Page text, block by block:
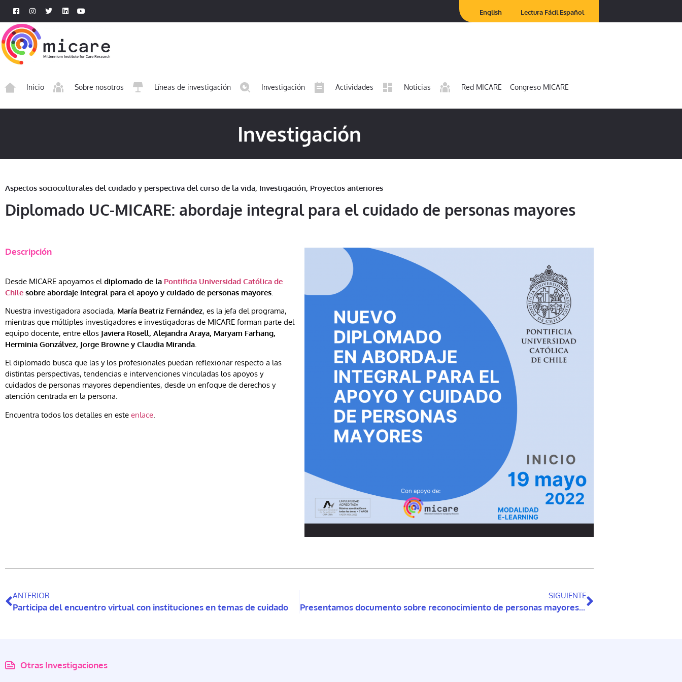
English Lectura Fácil Español
Inicio Sobre nosotros Líneas de investigación Investigación Actividades Noticias Red MICARE Congreso MICARE
Investigación
Aspectos socioculturales del cuidado y perspectiva del curso de la vida, Investigación, Proyectos anteriores
Diplomado UC-MICARE: abordaje integral para el cuidado de personas mayores
Descripción
Desde MICARE apoyamos el diplomado de la Pontificia Universidad Católica de
Chile sobre abordaje integral para el apoyo y cuidado de personas mayores.
Nuestra investigadora asociada, María Beatriz Fernández, es la jefa del programa,
mientras que múltiples investigadores e investigadoras de MICARE forman parte del
equipo docente, entre ellos Javiera Rosell, Alejandra Araya, Maryam Farhang,
Herminia Gonzálvez, Jorge Browne y Claudia Miranda.
El diplomado busca que las y los profesionales puedan reflexionar respecto a las
distintas perspectivas, tendencias e intervenciones vinculadas los apoyos y
cuidados de personas mayores dependientes, desde un enfoque de derechos y
atención centrada en la persona.
Encuentra todos los detalles en este enlace
ANTERIOR
Participa del encuentro virtual con instituciones en temas de cuidado
SIGUIENTE
Presentamos documento sobre reconocimiento de personas mayores y personas con discapacidad en la nueva Constitución
Otras Investigaciones